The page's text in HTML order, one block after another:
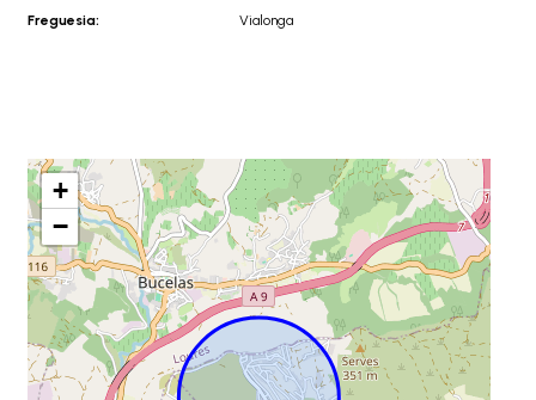
Freguesia:
Vialonga
+
−